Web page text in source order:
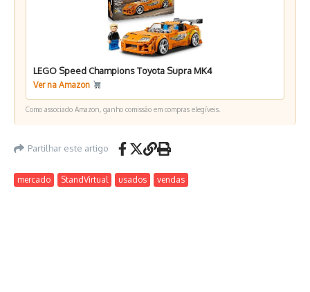
LEGO Speed Champions Toyota Supra MK4
Ver na Amazon
Como associado Amazon, ganho comissão em compras elegíveis.
Partilhar este artigo
mercado StandVirtual usados vendas